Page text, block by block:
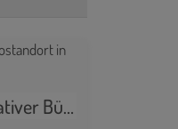
| AUSTRO TOWER | repräsentativer Bürostandort in markantem Hochhaus